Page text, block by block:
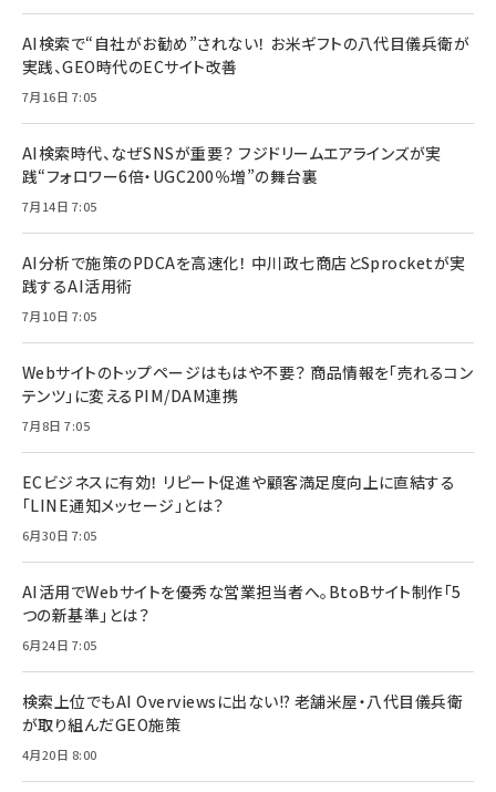
AI検索で“自社がお勧め”されない！ お米ギフトの八代目儀兵衛が
実践、GEO時代のECサイト改善
7月16日 7:05
AI検索時代、なぜSNSが重要？ フジドリームエアラインズが実
践“フォロワー6倍・UGC200％増”の舞台裏
7月14日 7:05
AI分析で施策のPDCAを高速化！ 中川政七商店とSprocketが実
践するAI活用術
7月10日 7:05
Webサイトのトップページはもはや不要？ 商品情報を「売れるコン
テンツ」に変えるPIM/DAM連携
7月8日 7:05
ECビジネスに有効！ リピート促進や顧客満足度向上に直結する
「LINE通知メッセージ」とは？
6月30日 7:05
AI活用でWebサイトを優秀な営業担当者へ。BtoBサイト制作「5
つの新基準」とは？
6月24日 7:05
検索上位でもAI Overviewsに出ない!? 老舗米屋・八代目儀兵衛
が取り組んだGEO施策
4月20日 8:00